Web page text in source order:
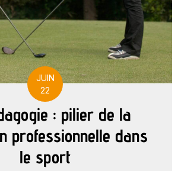
JUIN
22
: pilier de la
professionnelle dans
le sport